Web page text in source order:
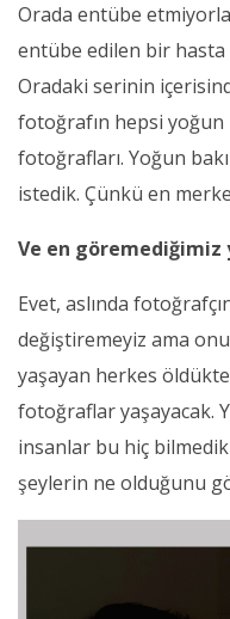
Orada entübe
entübe edilen bir hasta
Oradaki serinin
fotoğrafın hepsi yoğun
fotoğrafları. Yoğun
istedik. Çünkü en
Ve en göremediğimiz
Evet, aslında
değiştiremeyiz ama
yaşayan herkes
fotoğraflar yaşayacak.
insanlar bu hiç
şeylerin ne olduğunu